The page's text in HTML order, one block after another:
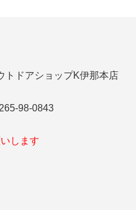
トドアショップK伊那本店
98-0843
します